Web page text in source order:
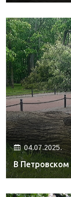
04.07.2025.
В Петровском